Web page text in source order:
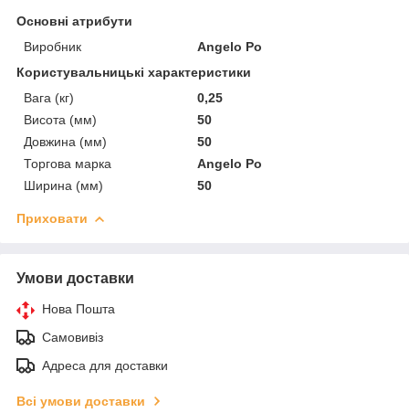
Основні атрибути
Виробник
Angelo Po
Користувальницькі характеристики
Вага (кг)
0,25
Висота (мм)
50
Довжина (мм)
50
Торгова марка
Angelo Po
Ширина (мм)
50
Приховати
Умови доставки
Нова Пошта
Самовивіз
Адреса для доставки
Всі умови доставки